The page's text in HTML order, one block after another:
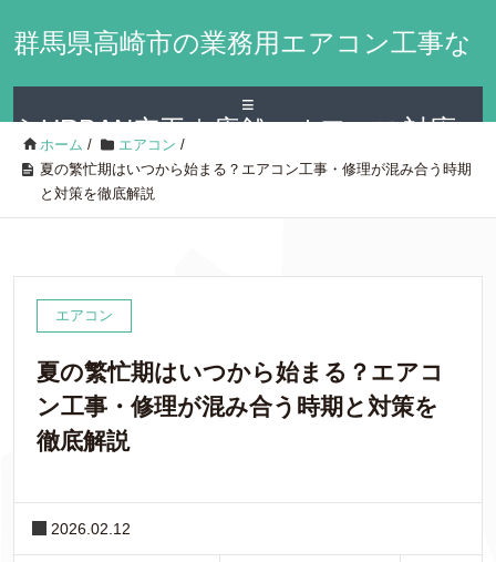
群馬県高崎市の業務用エアコン工事な
らURBAN空工｜店舗・オフィス対応
≡
ホーム / エアコン /
夏の繁忙期はいつから始まる？エアコン工事・修理が混み合う時期
と対策を徹底解説
エアコン
夏の繁忙期はいつから始まる？エアコ
ン工事・修理が混み合う時期と対策を
徹底解説
2026.02.12